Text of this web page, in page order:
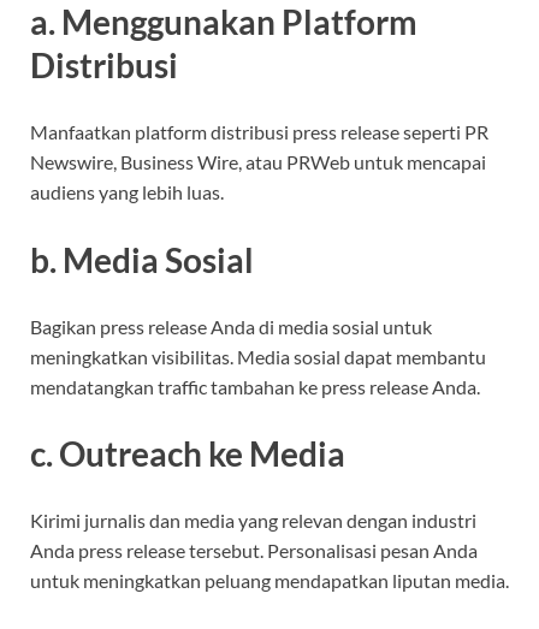
a. Menggunakan Platform
Distribusi
Manfaatkan platform distribusi press release seperti PR
Newswire, Business Wire, atau PRWeb untuk mencapai
audiens yang lebih luas.
b. Media Sosial
Bagikan press release Anda di media sosial untuk
meningkatkan visibilitas. Media sosial dapat membantu
mendatangkan traffic tambahan ke press release Anda.
c. Outreach ke Media
Kirimi jurnalis dan media yang relevan dengan industri
Anda press release tersebut. Personalisasi pesan Anda
untuk meningkatkan peluang mendapatkan liputan media.